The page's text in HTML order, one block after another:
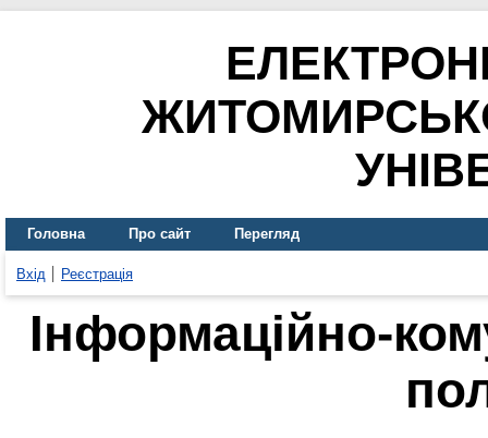
Головна Про сайт Перегляд
Вхід Реєстрація
Інформаційно-